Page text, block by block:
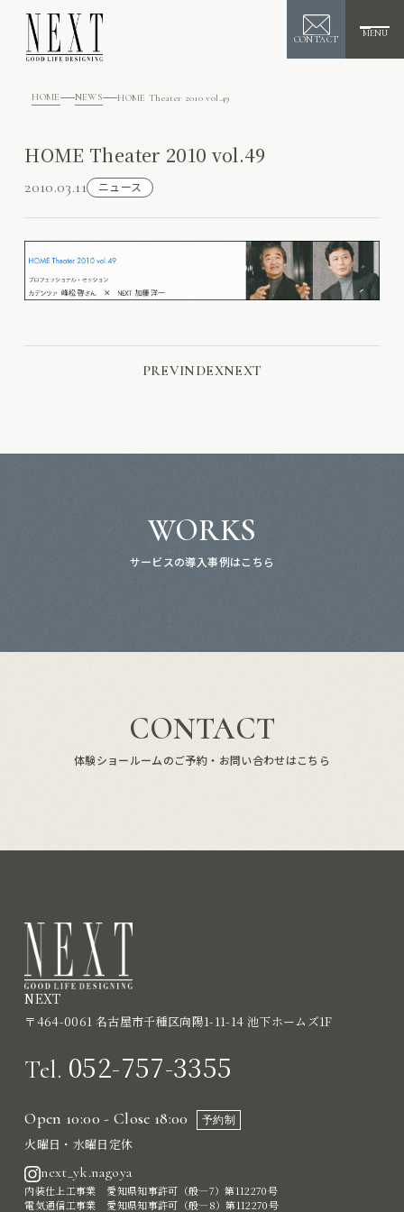
CONTACT
MENU
HOME NEWS HOME Theater 2010 vol.49
HOME Theater 2010 vol.49
2010.03.11 ニュース
PREVINDEXNEXT
WORKS
サービスの導入事例はこちら
CONTACT
体験ショールームのご予約・お問い合わせはこちら
NEXT
〒464-0061 名古屋市千種区向陽1-11-14 池下ホームズ1F
Tel. 052-757-3355
Open 10:00 - Close 18:00 予約制
火曜日・水曜日定休
next_yk.nagoya
内装仕上工事業 愛知県知事許可（般―7）第112270号
電気通信工事業 愛知県知事許可（般―8）第112270号